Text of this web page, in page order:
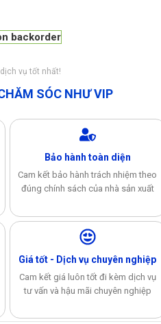
backorder
vụ tốt nhất!
SÓC NHƯ VIP
Bảo hành toàn diện
Cam kết bảo hành trách nhiệm theo
đúng chính sách của nhà sản xuất
Giá tốt - Dịch vụ chuyên nghiệp
Cam kết giá luôn tốt đi kèm dịch vụ
tư vấn và hậu mãi chuyên nghiệp